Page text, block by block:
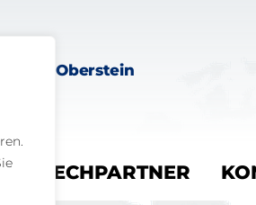
Idar-Oberstein
139a